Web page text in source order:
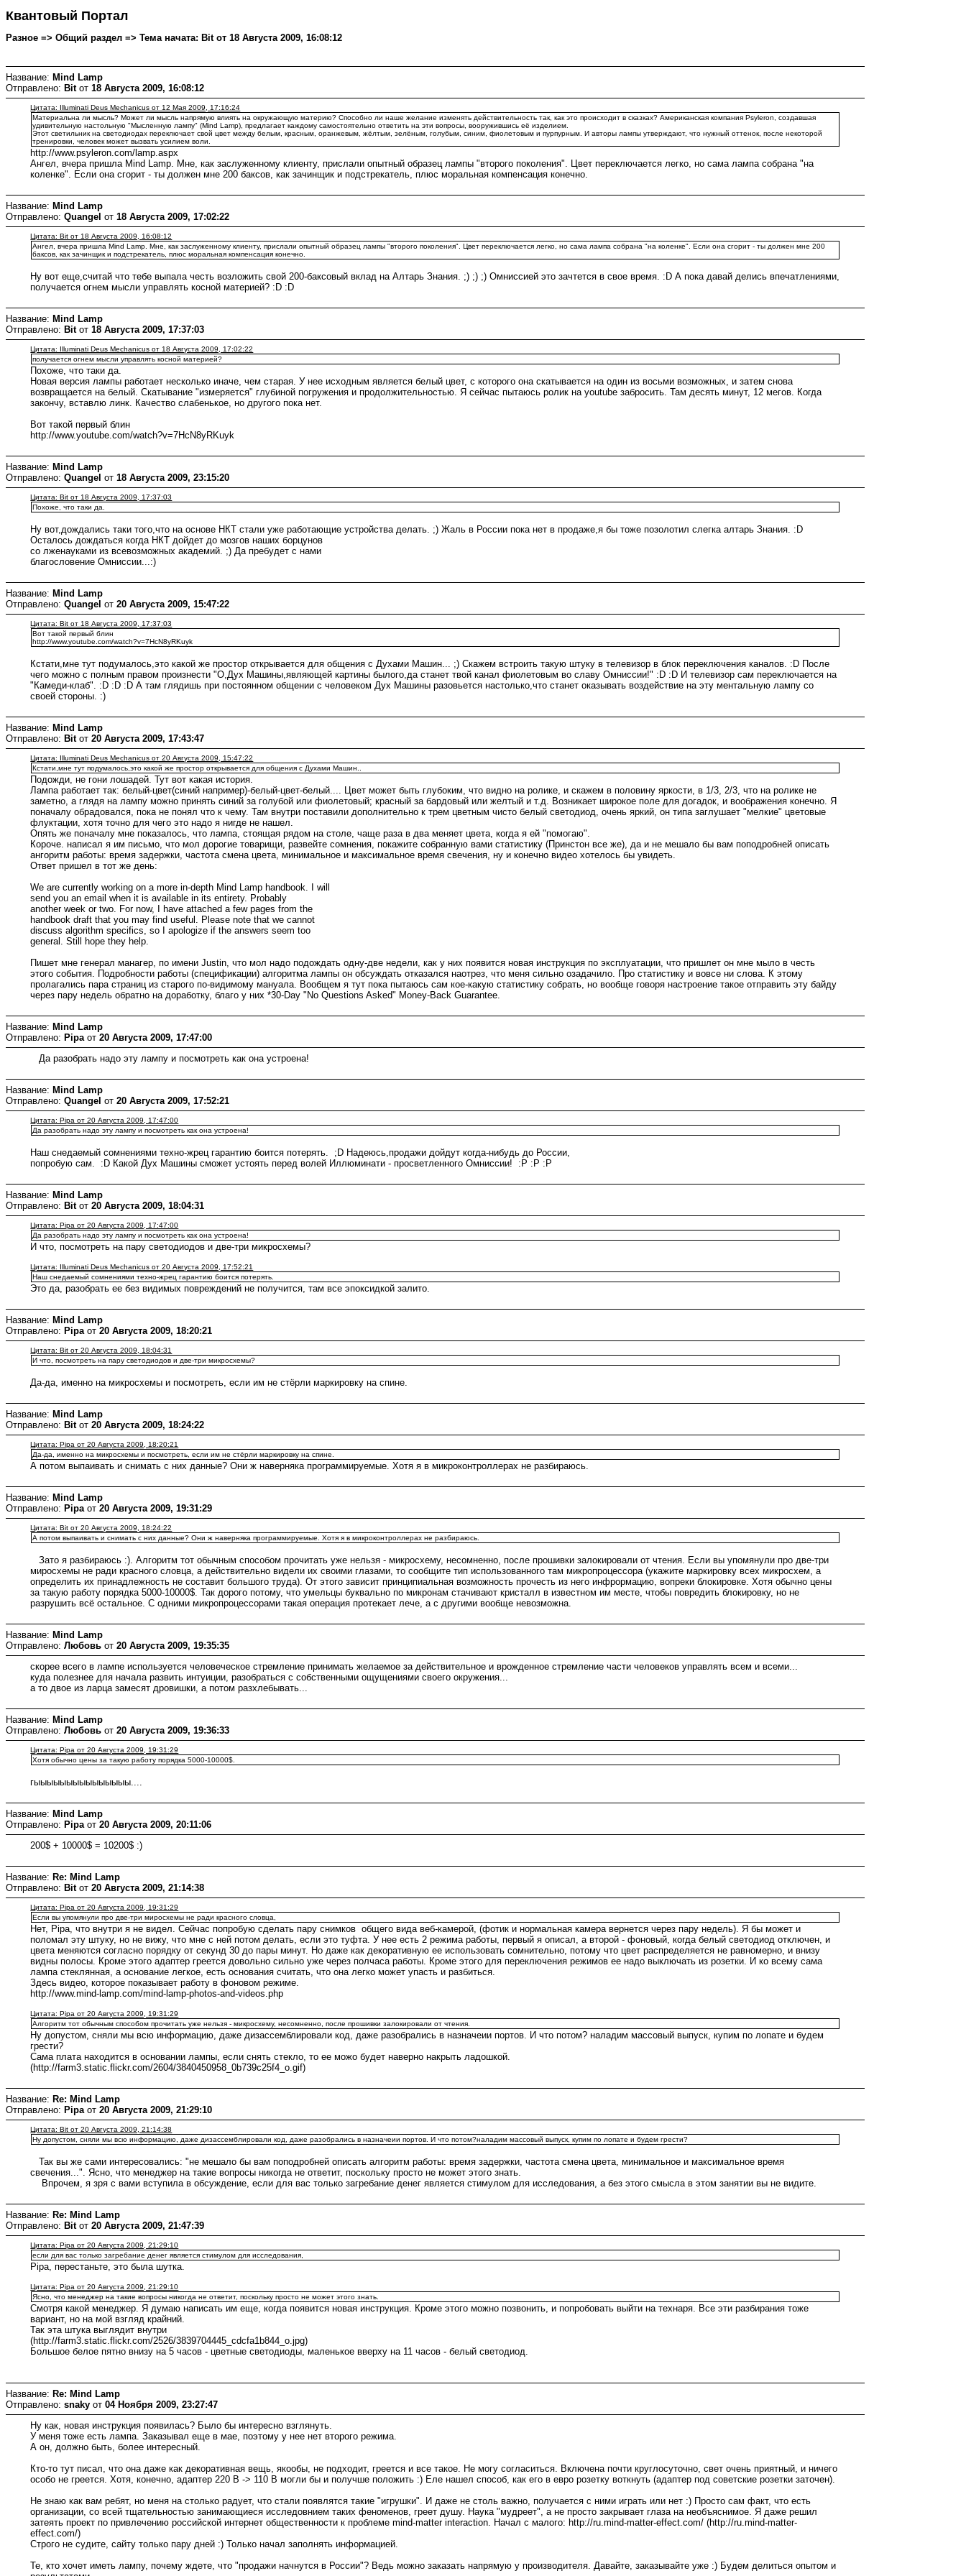
Квантовый Портал
Разное => Общий раздел => Тема начата: Bit от 18 Августа 2009, 16:08:12
Название: Mind Lamp
Отправлено: Bitот 18 Августа 2009, 16:08:12
Цитата: Illuminati Deus Mechanicus от 12 Мая 2009, 17:16:24
Материальна ли мысль? Может ли мысль напрямую влиять на окружающую материю? Способно ли наше желание изменять действительность так, как это происходит в сказках? Американская компания Psyleron, создавшая
удивительную настольную "Мысленную лампу" (Mind Lamp), предлагает каждому самостоятельно ответить на эти вопросы, вооружившись её изделием.
Этот светильник на светодиодах переключает свой цвет между белым, красным, оранжевым, жёлтым, зелёным, голубым, синим, фиолетовым и пурпурным. И авторы лампы утверждают, что нужный оттенок, после некоторой
тренировки, человек может вызвать усилием воли.
http://www.psyleron.com/lamp.aspx
Ангел, вчера пришла Mind Lamp. Мне, как заслуженному клиенту, прислали опытный образец лампы "второго поколения". Цвет переключается легко, но сама лампа собрана "на
коленке". Если она сгорит - ты должен мне 200 баксов, как зачинщик и подстрекатель, плюс моральная компенсация конечно.
Название: Mind Lamp
Отправлено: Quangel от 18 Августа 2009, 17:02:22
Цитата: Bit от 18 Августа 2009, 16:08:12
Ангел, вчера пришла Mind Lamp. Мне, как заслуженному клиенту, прислали опытный образец лампы "второго поколения". Цвет переключается легко, но сама лампа собрана "на коленке". Если она сгорит - ты должен мне 200
баксов, как зачинщик и подстрекатель, плюс моральная компенсация конечно.
Ну вот еще,считай что тебе выпала честь возложить свой 200-баксовый вклад на Алтарь Знания. ;) ;) ;) Омниссией это зачтется в свое время. :D А пока давай делись впечатлениями,
получается огнем мысли управлять косной материей? :D :D
Название: Mind Lamp
Отправлено: Bitот 18 Августа 2009, 17:37:03
Цитата: Illuminati Deus Mechanicus от 18 Августа 2009, 17:02:22
получается огнем мысли управлять косной материей?
Похоже, что таки да.
Новая версия лампы работает несколько иначе, чем старая. У нее исходным является белый цвет, с которого она скатывается на один из восьми возможных, и затем снова
возвращается на белый. Скатывание "измеряется" глубиной погружения и продолжительностью. Я сейчас пытаюсь ролик на youtube забросить. Там десять минут, 12 мегов. Когда
закончу, вставлю линк. Качество слабенькое, но другого пока нет.
Вот такой первый блин
http://www.youtube.com/watch?v=7HcN8yRKuyk
Название: Mind Lamp
Отправлено: Quangel от 18 Августа 2009, 23:15:20
Цитата: Bit от 18 Августа 2009, 17:37:03
Похоже, что таки да.
Ну вот,дождались таки того,что на основе НКТ стали уже работающие устройства делать. ;) Жаль в России пока нет в продаже,я бы тоже позолотил слегка алтарь Знания. :D
Осталось дождаться когда НКТ дойдет до мозгов наших борцунов
со лженауками из всевозможных академий. ;) Да пребудет с нами
благословение Омниссии...:)
Название: Mind Lamp
Отправлено: Quangel от 20 Августа 2009, 15:47:22
Цитата: Bit от 18 Августа 2009, 17:37:03
Вот такой первый блин
http://www.youtube.com/watch?v=7HcN8yRKuyk
Кстати,мне тут подумалось,это какой же простор открывается для общения с Духами Машин... ;) Скажем встроить такую штуку в телевизор в блок переключения каналов. :D После
чего можно с полным правом произнести "О,Дух Машины,являющей картины былого,да станет твой канал фиолетовым во славу Омниссии!" :D :D И телевизор сам переключается на
"Камеди-клаб". :D :D :D А там глядишь при постоянном общении с человеком Дух Машины разовьется настолько,что станет оказывать воздействие на эту ментальную лампу со
своей стороны. :)
Название: Mind Lamp
Отправлено: Bitот 20 Августа 2009, 17:43:47
Цитата: Illuminati Deus Mechanicus от 20 Августа 2009, 15:47:22
Кстати,мне тут подумалось,это какой же простор открывается для общения с Духами Машин..
Подожди, не гони лошадей. Тут вот какая история.
Лампа работает так: белый-цвет(синий например)-белый-цвет-белый.... Цвет может быть глубоким, что видно на ролике, и скажем в половину яркости, в 1/3, 2/3, что на ролике не
заметно, а глядя на лампу можно принять синий за голубой или фиолетовый; красный за бардовый или желтый и т.д. Возникает широкое поле для догадок, и воображения конечно. Я
поначалу обрадовался, пока не понял что к чему. Там внутри поставили дополнительно к трем цветным чисто белый светодиод, очень яркий, он типа заглушает "мелкие" цветовые
флуктации, хотя точно для чего это надо я нигде не нашел.
Опять же поначалу мне показалось, что лампа, стоящая рядом на столе, чаще раза в два меняет цвета, когда я ей "помогаю".
Короче. написал я им письмо, что мол дорогие товарищи, развейте сомнения, покажите собранную вами статистику (Принстон все же), да и не мешало бы вам поподробней описать
ангоритм работы: время задержки, частота смена цвета, минимальное и максимальное время свечения, ну и конечно видео хотелось бы увидеть.
Ответ пришел в тот же день:
We are currently working on a more in-depth Mind Lamp handbook. I will
send you an email when it is available in its entirety. Probably
another week or two. For now, I have attached a few pages from the
handbook draft that you may find useful. Please note that we cannot
discuss algorithm specifics, so I apologize if the answers seem too
general. Still hope they help.
Пишет мне генерал манагер, по имени Justin, что мол надо подождать одну-две недели, как у них появится новая инструкция по эксплуатации, что пришлет он мне мыло в честь
этого события. Подробности работы (спецификации) алгоритма лампы он обсуждать отказался наотрез, что меня сильно озадачило. Про статистику и вовсе ни слова. К этому
пролагались пара страниц из старого по-видимому мануала. Вообщем я тут пока пытаюсь сам кое-какую статистику собрать, но вообще говоря настроение такое отправить эту байду
через пару недель обратно на доработку, благо у них *30-Day "No Questions Asked" Money-Back Guarantee.
Название: Mind Lamp
Отправлено: Pipa от 20 Августа 2009, 17:47:00
Да разобрать надо эту лампу и посмотреть как она устроена!
Название: Mind Lamp
Отправлено: Quangel от 20 Августа 2009, 17:52:21
Цитата: Pipa от 20 Августа 2009, 17:47:00
Да разобрать надо эту лампу и посмотреть как она устроена!
Наш снедаемый сомнениями техно-жрец гарантию боится потерять. ;D Надеюсь,продажи дойдут когда-нибудь до России,
попробую сам. :D Какой Дух Машины сможет устоять перед волей Иллюминати - просветленного Омниссии! :P :P :P
Название: Mind Lamp
Отправлено: Bitот 20 Августа 2009, 18:04:31
Цитата: Pipa от 20 Августа 2009, 17:47:00
Да разобрать надо эту лампу и посмотреть как она устроена!
И что, посмотреть на пару светодиодов и две-три микросхемы?
Цитата: Illuminati Deus Mechanicus от 20 Августа 2009, 17:52:21
Наш снедаемый сомнениями техно-жрец гарантию боится потерять.
Это да, разобрать ее без видимых повреждений не получится, там все эпоксидкой залито.
Название: Mind Lamp
Отправлено: Pipa от 20 Августа 2009, 18:20:21
Цитата: Bit от 20 Августа 2009, 18:04:31
И что, посмотреть на пару светодиодов и две-три микросхемы?
Да-да, именно на микросхемы и посмотреть, если им не стёрли маркировку на спине.
Название: Mind Lamp
Отправлено: Bitот 20 Августа 2009, 18:24:22
Цитата: Pipa от 20 Августа 2009, 18:20:21
Да-да, именно на микросхемы и посмотреть, если им не стёрли маркировку на спине.
А потом выпаивать и снимать с них данные? Они ж наверняка программируемые. Хотя я в микроконтроллерах не разбираюсь.
Название: Mind Lamp
Отправлено: Pipa от 20 Августа 2009, 19:31:29
Цитата: Bit от 20 Августа 2009, 18:24:22
А потом выпаивать и снимать с них данные? Они ж наверняка программируемые. Хотя я в микроконтроллерах не разбираюсь.
Зато я разбираюсь :). Алгоритм тот обычным способом прочитать уже нельзя - микросхему, несомненно, после прошивки залокировали от чтения. Если вы упомянули про две-три
миросхемы не ради красного словца, а действительно видели их своими глазами, то сообщите тип использованного там микропроцессора (укажите маркировку всех микросхем, а
определить их принадлежность не составит большого труда). От этого зависит принципиальная возможность прочесть из него инфрормацию, вопреки блокировке. Хотя обычно цены
за такую работу порядка 5000-10000$. Так дорого потому, что умельцы буквально по микронам стачивают кристалл в известном им месте, чтобы повредить блокировку, но не
разрушить всё остальное. С одними микропроцессорами такая операция протекает лече, а с другими вообще невозможна.
Название: Mind Lamp
Отправлено: Любовь от 20 Августа 2009, 19:35:35
скорее всего в лампе используется человеческое стремление принимать желаемое за действительное и врожденное стремление части человеков управлять всем и всеми...
куда полезнее для начала развить интуиции, разобраться с собственными ощущениями своего окружения...
а то двое из ларца замесят дровишки, а потом разхлебывать...
Название: Mind Lamp
Отправлено: Любовь от 20 Августа 2009, 19:36:33
Цитата: Pipa от 20 Августа 2009, 19:31:29
Хотя обычно цены за такую работу порядка 5000-10000$.
гыыыыыыыыыыыыыыы....
Название: Mind Lamp
Отправлено: Pipa от 20 Августа 2009, 20:11:06
200$ + 10000$ = 10200$ :)
Название: Re: Mind Lamp
Отправлено: Bitот 20 Августа 2009, 21:14:38
Цитата: Pipa от 20 Августа 2009, 19:31:29
Если вы упомянули про две-три миросхемы не ради красного словца,
Нет, Pipa, что внутри я не видел. Сейчас попробую сделать пару снимков общего вида веб-камерой, (фотик и нормальная камера вернется через пару недель). Я бы может и
поломал эту штуку, но не вижу, что мне с ней потом делать, если это туфта. У нее есть 2 режима работы, первый я описал, а второй - фоновый, когда белый светодиод отключен, и
цвета меняются согласно порядку от секунд 30 до пары минут. Но даже как декоративную ее использовать сомнительно, потому что цвет распределяется не равномерно, и внизу
видны полосы. Кроме этого адаптер греется довольно сильно уже через полчаса работы. Кроме этого для переключения режимов ее надо выключать из розетки. И ко всему сама
лампа стеклянная, а основание легкое, есть основания считать, что она легко может упасть и разбиться.
Здесь видео, которое показывает работу в фоновом режиме.
http://www.mind-lamp.com/mind-lamp-photos-and-videos.php
Цитата: Pipa от 20 Августа 2009, 19:31:29
Алгоритм тот обычным способом прочитать уже нельзя - микросхему, несомненно, после прошивки залокировали от чтения.
Ну допустом, сняли мы всю информацию, даже дизассемблировали код, даже разобрались в назначеии портов. И что потом? наладим массовый выпуск, купим по лопате и будем
грести?
Сама плата находится в основании лампы, если снять стекло, то ее можо будет наверно накрыть ладошкой.
(http://farm3.static.flickr.com/2604/3840450958_0b739c25f4_o.gif)
Название: Re: Mind Lamp
Отправлено: Pipa от 20 Августа 2009, 21:29:10
Цитата: Bit от 20 Августа 2009, 21:14:38
Ну допустом, сняли мы всю информацию, даже дизассемблировали код, даже разобрались в назначеии портов. И что потом?наладим массовый выпуск, купим по лопате и будем грести?
Так вы же сами интересовались: "не мешало бы вам поподробней описать алгоритм работы: время задержки, частота смена цвета, минимальное и максимальное время
свечения...". Ясно, что менеджер на такие вопросы никогда не ответит, поскольку просто не может этого знать.
Впрочем, я зря с вами вступила в обсуждение, если для вас только загребание денег является стимулом для исследования, а без этого смысла в этом занятии вы не видите.
Название: Re: Mind Lamp
Отправлено: Bitот 20 Августа 2009, 21:47:39
Цитата: Pipa от 20 Августа 2009, 21:29:10
если для вас только загребание денег является стимулом для исследования,
Pipa, перестаньте, это была шутка.
Цитата: Pipa от 20 Августа 2009, 21:29:10
Ясно, что менеджер на такие вопросы никогда не ответит, поскольку просто не может этого знать.
Смотря какой менеджер. Я думаю написать им еще, когда появится новая инструкция. Кроме этого можно позвонить, и попробовать выйти на технаря. Все эти разбирания тоже
вариант, но на мой взгляд крайний.
Так эта штука выглядит внутри
(http://farm3.static.flickr.com/2526/3839704445_cdcfa1b844_o.jpg)
Большое белое пятно внизу на 5 часов - цветные светодиоды, маленькое вверху на 11 часов - белый светодиод.
Название: Re: Mind Lamp
Отправлено: snaky от 04 Ноября 2009, 23:27:47
Ну как, новая инструкция появилась? Было бы интересно взглянуть.
У меня тоже есть лампа. Заказывал еще в мае, поэтому у нее нет второго режима.
А он, должно быть, более интересный.
Кто-то тут писал, что она даже как декоративная вещь, якообы, не подходит, греется и все такое. Не могу согласиться. Включена почти круглосуточно, свет очень приятный, и ничего
особо не греется. Хотя, конечно, адаптер 220 В -> 110 В могли бы и получше положить :) Еле нашел способ, как его в евро розетку воткнуть (адаптер под советские розетки заточен).
Не знаю как вам ребят, но меня на столько радует, что стали появлятся такие "игрушки". И даже не столь важно, получается с ними играть или нет :) Просто сам факт, что есть
организации, со всей тщательностью занимающиеся исследовнием таких феноменов, греет душу. Наука "мудреет", а не просто закрывает глаза на необъяснимое. Я даже решил
затеять проект по привлечению российской интернет общественности к проблеме mind-matter interaction. Начал с малого: http://ru.mind-matter-effect.com/ (http://ru.mind-matter-
effect.com/)
Строго не судите, сайту только пару дней :) Только начал заполнять информацией.
Те, кто хочет иметь лампу, почему ждете, что "продажи начнутся в России"? Ведь можно заказать напрямую у производителя. Давайте, заказывайте уже :) Будем делиться опытом и